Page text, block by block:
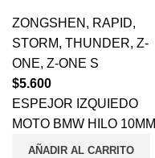
ZONGSHEN , RAPID,
STORM, THUNDER, Z-
ONE, Z-ONE S
$5.600
ESPEJOR IZQUIEDO
MOTO BMW HILO 10MM
AÑADIR AL CARRITO